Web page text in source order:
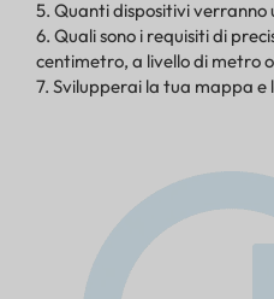
5. Quanti dispositivi verranno
6. Quali sono i requisiti di
centimetro, a livello di metro
7. Svilupperai la tua mappa e